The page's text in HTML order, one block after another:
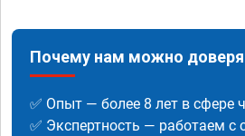
Почему нам можно
✅ Опыт — более 8 лет в сфере
✅ Экспертность — работаем